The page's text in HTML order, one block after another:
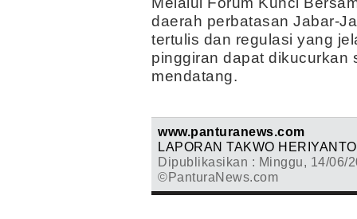
daerah perbatasan Jabar-
tertulis dan regulasi yang
pinggiran dapat dikucurkan
mendatang.
www.panturanews.com
LAPORAN TAKWO HERIYANTO
Dipublikasikan : Minggu, 14/06/
©PanturaNews.com